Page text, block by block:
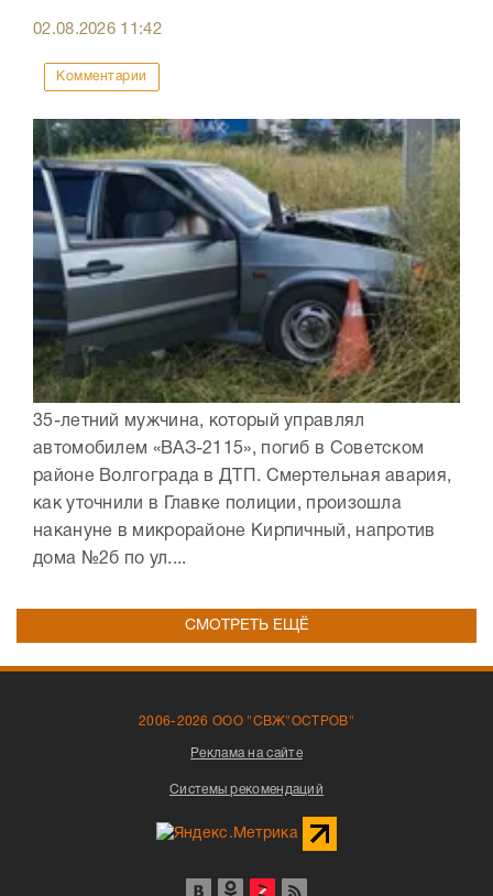
02.08.2026 11:42
Комментарии
35-летний мужчина, который управлял
автомобилем «ВАЗ-2115», погиб в Советском
районе Волгограда в ДТП. Смертельная авария,
как уточнили в Главке полиции, произошла
накануне в микрорайоне Кирпичный, напротив
дома №2б по ул....
СМОТРЕТЬ ЕЩЁ
2006-2026 ООО "СВЖ"ОСТРОВ"
Реклама на сайте
Системы рекомендаций